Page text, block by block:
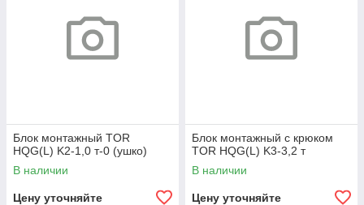
Блок монтажный TOR
HQG(L) K2-1,0 т-0 (ушко)
В наличии
Цену уточняйте
Блок монтажный с крюком
TOR HQG(L) K3-3,2 т
В наличии
Цену уточняйте